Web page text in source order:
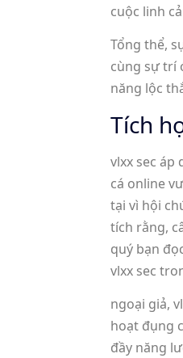
cuộc linh
Tổng thể,
cùng sự trí
năng lộc
Tích
vlxx sec áp
cá online
tại vì hội
tích rằng,
quý bạn
vlxx sec
ngoại giả,
hoạt đụng
đầy năng